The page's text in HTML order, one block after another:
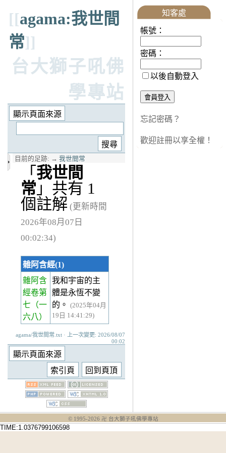
[[agama:我世間
常]]
台大獅子吼佛
學專站
目前的足跡: → 我世間常
「 我世間
常 」共有 1
個註解 (更新時間
2026年08月07日
00:02:34)
雜阿含經(1)
雜阿含
經卷第
七 （一
六八）
我和宇宙的主
體是永恆不變
的。
(2025年04月
19日 14:41:29)
agama/我世間常.txt · 上一次變更: 2026/08/07
00:02
知客處
帳號：
密碼：
以後自動登入
忘記密碼？
歡迎註冊以享全權！
© 1995-2026 卍 台大獅子吼佛學專站
TIME:1.0376799106598